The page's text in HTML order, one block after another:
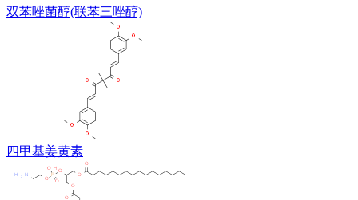
双苯唑菌醇(联苯三唑醇)
四甲基姜黄素